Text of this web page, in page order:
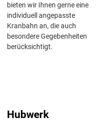
bieten wir Ihnen gerne eine
individuell angepasste
Kranbahn an, die auch
besondere Gegebenheiten
berücksichtigt.
Hubwerk